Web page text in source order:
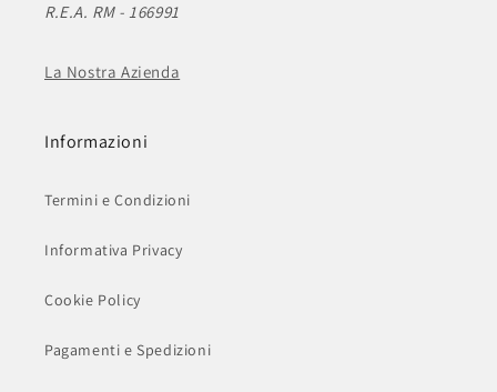
R.E.A. RM - 166991
La Nostra Azienda
Informazioni
Termini e Condizioni
Informativa Privacy
Cookie Policy
Pagamenti e Spedizioni